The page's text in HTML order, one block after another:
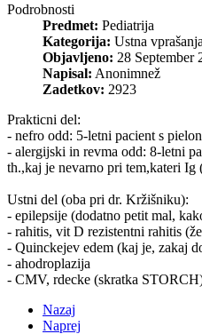
Podrobnosti
Predmet: Pediatrija
Kategorija: Ustna vprašanja
Objavljeno: 28 September
Napisal: Anonimnež
Zadetkov: 2923
Prakticni del:
- nefro odd: 5-letni pacient s
- alergijski in revma odd: 8-letni
th.,kaj je nevarno pri tem,kateri
Ustni del (oba pri dr. Kržišniku):
- epilepsije (dodatno petit mal,
- rahitis, vit D rezistentni rahitis
- Quinckejev edem (kaj je, zakaj
- ahodroplazija
- CMV, rdecke (skratka
Nazaj
Naprej